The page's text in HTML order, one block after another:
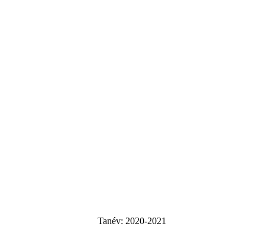
Tanév: 2020-2021